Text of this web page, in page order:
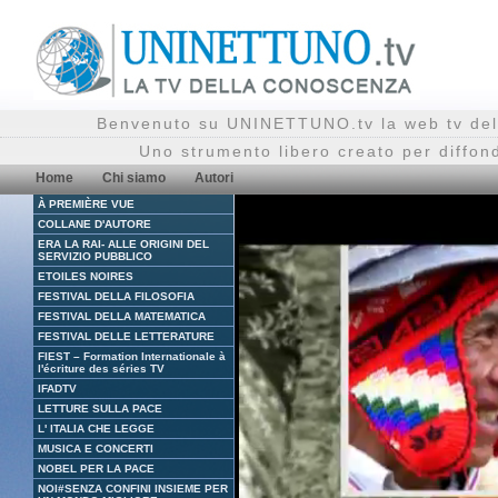
Benvenuto su UNINETTUNO.tv la web tv
Uno strumento libero creato per
Home Chi siamo Autori
À PREMIÈRE VUE
COLLANE D'AUTORE
ERA LA RAI- ALLE ORIGINI DEL
SERVIZIO PUBBLICO
ETOILES NOIRES
FESTIVAL DELLA FILOSOFIA
FESTIVAL DELLA MATEMATICA
FESTIVAL DELLE LETTERATURE
FIEST – Formation Internationale à
l'écriture des séries TV
IFADTV
LETTURE SULLA PACE
L' ITALIA CHE LEGGE
MUSICA E CONCERTI
NOBEL PER LA PACE
NOI#SENZA CONFINI INSIEME PER